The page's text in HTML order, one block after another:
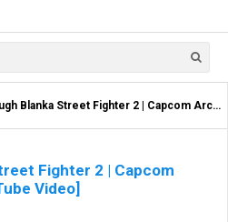
Street Fighter 2 | Capcom Arcade Stadium [YouTube Video]
Fighter 2 | Capcom
Video]